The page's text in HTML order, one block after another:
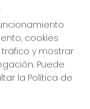
cookies
y mostrar
Puede
la Política de